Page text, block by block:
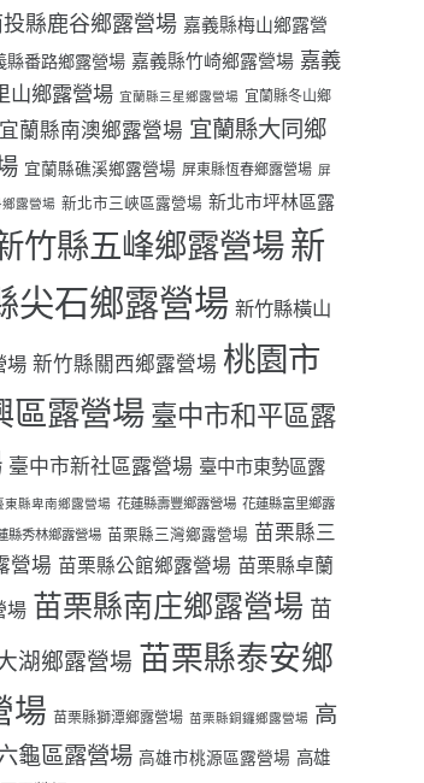
投縣鹿谷鄉露營場 嘉義縣梅山鄉露營
縣番路鄉露營場 嘉義縣竹崎鄉露營場 嘉義
山鄉露營場 宜蘭縣三星鄉露營場 宜蘭縣冬山鄉
宜蘭縣南澳鄉露營場 宜蘭縣大同鄉
宜蘭縣礁溪鄉露營場 屏東縣恆春鄉露營場 屏
露營場 新北市三峽區露營場 新北市坪林區露
竹縣五峰鄉露營場新
尖石鄉露營場 新竹縣橫山
場 新竹縣關西鄉露營場 桃園市
區露營場 臺中市和平區露
臺中市新社區露營場 臺中市東勢區露
東縣卑南鄉露營場 花蓮縣壽豐鄉露營場 花蓮縣富里鄉露
縣秀林鄉露營場 苗栗縣三灣鄉露營場 苗栗縣三
營場 苗栗縣公館鄉露營場 苗栗縣卓蘭
場 苗栗縣南庄鄉露營場 苗
湖鄉露營場 苗栗縣泰安鄉
場 苗栗縣獅潭鄉露營場 苗栗縣銅鑼鄉露營場 高
龜區露營場 高雄市桃源區露營場 高雄